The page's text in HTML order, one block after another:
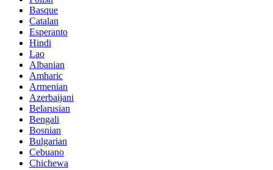
Basque
Catalan
Esperanto
Hindi
Lao
Albanian
Amharic
Armenian
Azerbaijani
Belarusian
Bengali
Bosnian
Bulgarian
Cebuano
Chichewa